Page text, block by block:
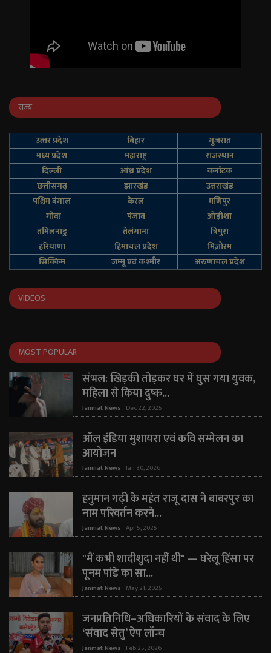
राज्य
उत्‍तर प्रदेश बिहार
गुजरात
मध्य प्रदेश
महाराष्ट्र
राजस्थान
दिल्‍ली
आंध्र प्रदेश
कर्नाटक
छत्तीसगढ़
झारखंड
उत्तराखंड
पश्चिम बंगाल
केरल
मणिपुर
गोवा
पंजाब
ओड़ीशा
तमिलनाडु
तेलंगाना
त्रिपुरा
हरियाणा
हिमाचल प्रदेश
मिज़ोरम
सिक्किम
जम्‍मू एवं कश्‍मीर अरुणाचल प्रदेश
VIDEOS
MOST POPULAR
संभल: खिड़की तोड़कर घर में घुस गया युवक,
महिला से किया दुष्क...
Janmat News Dec 22, 2025
ऑल इंडिया मुशायरा एवं कवि सम्मेलन का
आयोजन
Janmat News Jan 30, 2026
हनुमान गढ़ी के महंत राजू दास ने बाबरपुर का
नाम परिवर्तन करने...
Janmat News Apr 5, 2025
"मैं कभी शादीशुदा नहीं थी" — घरेलू हिंसा पर
पूनम पांडे का सा...
Janmat News May 21, 2025
जनप्रतिनिधि–अधिकारियों के संवाद के लिए
‘संवाद सेतु’ ऐप लॉन्च
Janmat News Feb 25, 2026